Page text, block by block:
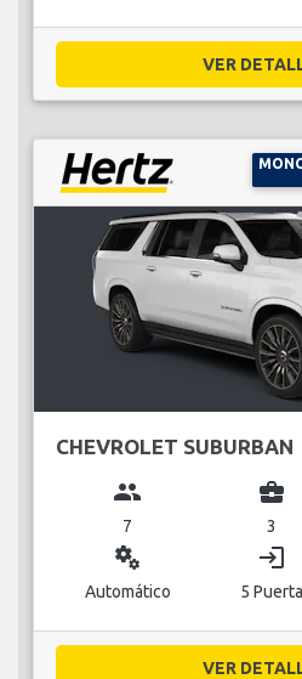
VER
CHEVROLET SUBURBAN
group
7
business_center
3
miscellaneous_services
Automático
login
5 Puerta
VER